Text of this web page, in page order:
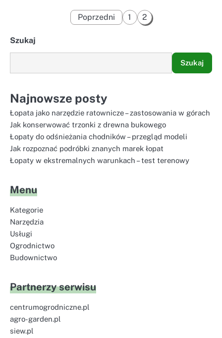
Stronicowanie
Poprzedni 1 2
Szukaj
Szukaj
Najnowsze posty
Łopata jako narzędzie ratownicze – zastosowania w górach
Jak konserwować trzonki z drewna bukowego
Łopaty do odśnieżania chodników – przegląd modeli
Jak rozpoznać podróbki znanych marek łopat
Łopaty w ekstremalnych warunkach – test terenowy
Menu
Kategorie
Narzędzia
Usługi
Ogrodnictwo
Budownictwo
Partnerzy serwisu
centrumogrodniczne.pl
agro-garden.pl
siew.pl